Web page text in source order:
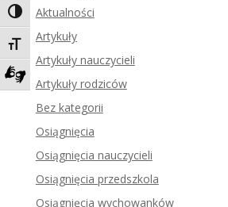
Toggle High Contrast
Toggle Font size
Zadzwoń do tłumacza języka migowego
Aktualności
Artykuły
Artykuły nauczycieli
Artykuły rodziców
Bez kategorii
Osiągnięcia
Osiągnięcia nauczycieli
Osiągnięcia przedszkola
Osiągnięcia wychowanków